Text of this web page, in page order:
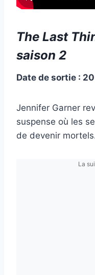
The Last
saison 2
Date de sortie :
Jennifer Garner
suspense où les
de devenir
La